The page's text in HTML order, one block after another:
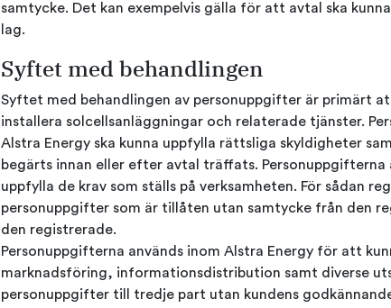
samtycke. Det kan exempelvis gälla för att avtal ska
lag.
Syftet med behandlingen
Syftet med behandlingen av personuppgifter är primärt
installera solcellsanläggningar och relaterade tjänster.
Alstra Energy ska kunna uppfylla rättsliga skyldigheter
begärts innan eller efter avtal träffats. Personuppgifterna
uppfylla de krav som ställs på verksamheten. För sådan
personuppgifter som är tillåten utan samtycke från den
den registrerade.
Personuppgifterna används inom Alstra Energy för att
marknadsföring, informationsdistribution samt diverse
personuppgifter till tredje part utan kundens